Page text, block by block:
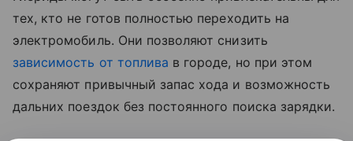
тех, кто не готов полностью переходить на
электромобиль. Они позволяют снизить
зависимость от топлива в городе, но при этом
сохраняют привычный запас хода и возможность
дальних поездок без постоянного поиска зарядки.